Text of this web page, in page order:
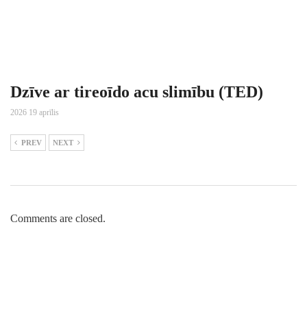
Dzīve ar tireoīdo acu slimību (TED)
2026 19 aprīlis
PREV NEXT
Comments are closed.